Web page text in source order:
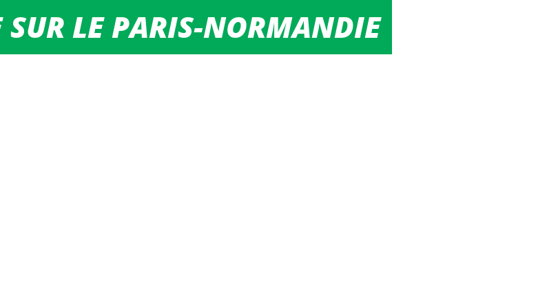
SUR LE PARIS-NORMANDIE